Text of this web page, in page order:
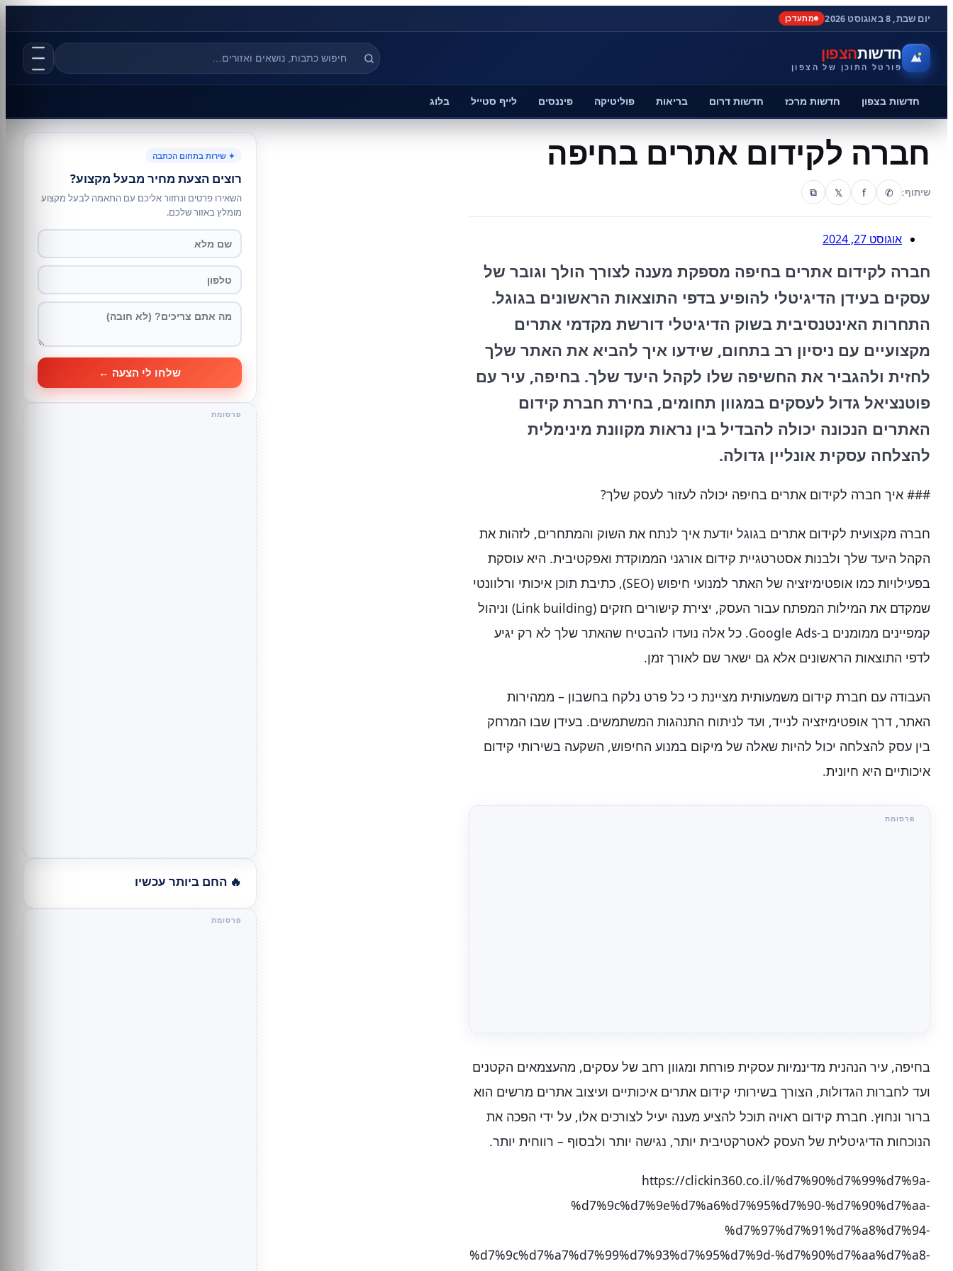
יום שבת, 8 באוגוסט 2026 מתעדכן
חדשותהצפון
פורטל התוכן של הצפון
חדשות בצפון חדשות מרכז חדשות דרום בריאות פוליטיקה פיננסים לייף סטייל בלוג
חברה לקידום אתרים בחיפה
שיתוף: ✆
f
𝕏
⧉
אוגוסט 27, 2024
חברה לקידום אתרים בחיפה מספקת מענה לצורך הולך וגובר של
עסקים בעידן הדיגיטלי להופיע בדפי התוצאות הראשונים בגוגל.
התחרות האינטנסיבית בשוק הדיגיטלי דורשת מקדמי אתרים
מקצועיים עם ניסיון רב בתחום, שידעו איך להביא את האתר שלך
לחזית ולהגביר את החשיפה שלו לקהל היעד שלך. בחיפה, עיר עם
פוטנציאל גדול לעסקים במגוון תחומים, בחירת חברת קידום
האתרים הנכונה יכולה להבדיל בין נראות מקוונת מינימלית
להצלחה עסקית אונליין גדולה.
### איך חברה לקידום אתרים בחיפה יכולה לעזור לעסק שלך?
חברה מקצועית לקידום אתרים בגוגל יודעת איך לנתח את השוק והמתחרים, לזהות את
הקהל היעד שלך ולבנות אסטרטגיית קידום אורגני הממוקדת ואפקטיבית. היא עוסקת
בפעילויות כמו אופטימיזציה של האתר למנועי חיפוש (SEO), כתיבת תוכן איכותי ורלוונטי
שמקדם את המילות המפתח עבור העסק, יצירת קישורים חזקים (Link building) וניהול
קמפיינים ממומנים ב-Google Ads. כל אלה נועדו להבטיח שהאתר שלך לא רק יגיע
לדפי התוצאות הראשונים אלא גם ישאר שם לאורך זמן.
העבודה עם חברת קידום משמעותית מציינת כי כל פרט נלקח בחשבון – ממהירות
האתר, דרך אופטימיזציה לנייד, ועד לניתוח התנהגות המשתמשים. בעידן שבו המרחק
בין עסק להצלחה יכול להיות שאלה של מיקום במנוע החיפוש, השקעה בשירותי קידום
איכותיים היא חיונית.
בחיפה, עיר הנהנית מדינמיות עסקית פורחת ומגוון רחב של עסקים, מהעצמאים הקטנים
ועד לחברות הגדולות, הצורך בשירותי קידום אתרים איכותיים ועיצוב אתרים מרשים הוא
ברור ונחוץ. חברת קידום ראויה תוכל להציע מענה יעיל לצורכים אלו, על ידי הפכה את
הנוכחות הדיגיטלית של העסק לאטרקטיבית יותר, נגישה יותר ולבסוף – רווחית יותר.
https://clickin360.co.il/%d7%90%d7%99%d7%9a-
%d7%9c%d7%9e%d7%a6%d7%95%d7%90-%d7%90%d7%aa-
%d7%97%d7%91%d7%a8%d7%94-
%d7%9c%d7%a7%d7%99%d7%93%d7%95%d7%9d-%d7%90%d7%aa%d7%a8-
✦ שירות בתחום הכתבה
רוצים הצעת מחיר מבעל מקצוע?
השאירו פרטים ונחזור אליכם עם התאמה לבעל מקצוע
מומלץ באזור שלכם.
שלחו לי הצעה ←
🔥 החם ביותר עכשיו